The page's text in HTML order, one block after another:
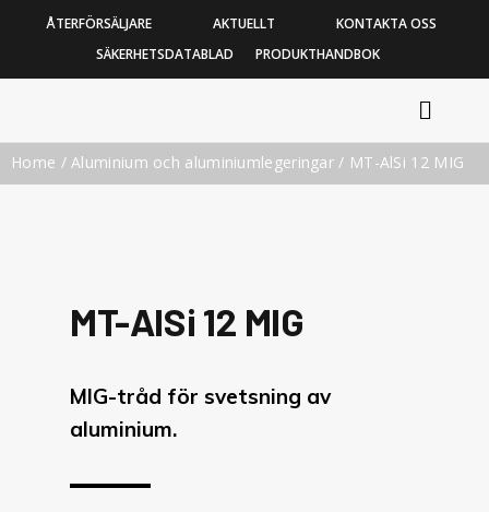
ÅTERFÖRSÄLJARE AKTUELLT
KONTAKTA OSS
SÄKERHETSDATABLAD
PRODUKTHANDBOK
Home /Aluminium och aluminiumlegeringar / MT-AlSi 12 MIG
MT-AlSi 12 MIG
MIG-tråd för svetsning av
aluminium.